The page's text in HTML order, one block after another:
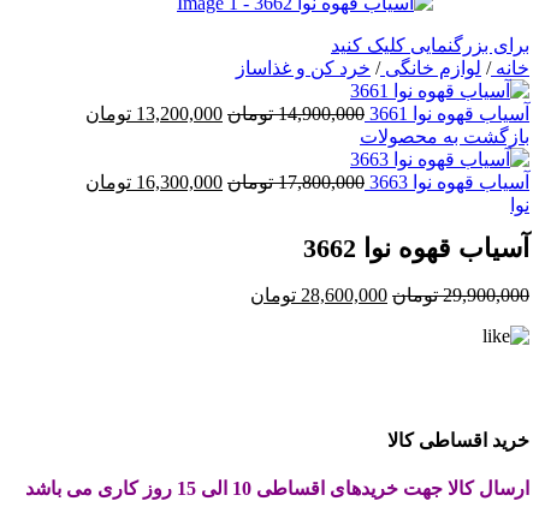
برای بزرگنمایی کلیک کنید
خانه/ لوازم خانگی/ خرد کن و غذاساز
آسیاب قهوه نوا 3661 14,900,000 تومان قیمت
بود.
13,200,000 تومان
بازگشت به محصولات
آسیاب قهوه نوا 3663 17,800,000 تومان قیمت
16,300,000 تومان
نوا
آسیاب قهوه نوا 3662
29,900,000 تومان قیمت
28,600,000 تومان
خرید اقساطی کالا
ارسال کالا جهت خریدهای اقساطی 10 الی 15 روز کاری می باشد